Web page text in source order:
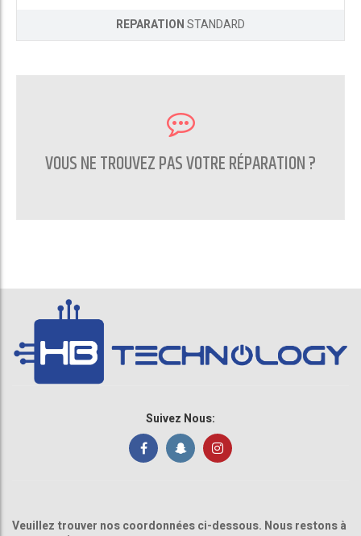
REPARATIONSTANDARD
VOUS NE TROUVEZ PAS VOTRE RÉPARATION ?
CONTACTEZ NOUS
Suivez Nous:
Veuillez trouver nos coordonnées ci-dessous. Nous restons à